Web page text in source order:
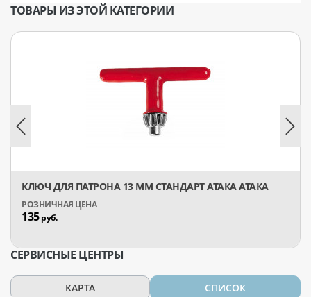
ТОВАРЫ ИЗ ЭТОЙ КАТЕГОРИИ
КЛЮЧ ДЛЯ ПАТРОНА 13 ММ СТАНДАРТ АТАКА АТАКА
135руб.
СЕРВИСНЫЕ ЦЕНТРЫ
КАРТА СПИСОК